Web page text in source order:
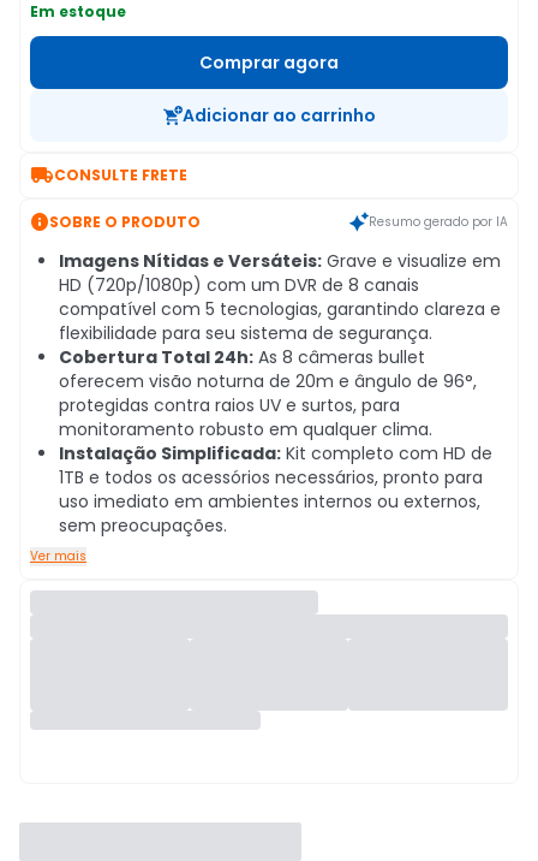
Em estoque
Comprar agora
Adicionar ao carrinho
CONSULTE FRETE
SOBRE O PRODUTO Resumo gerado por IA
Imagens Nítidas e Versáteis: Grave e visualize em
HD (720p/1080p) com um DVR de 8 canais
compatível com 5 tecnologias, garantindo clareza e
flexibilidade para seu sistema de segurança.
Cobertura Total 24h: As 8 câmeras bullet
oferecem visão noturna de 20m e ângulo de 96°,
protegidas contra raios UV e surtos, para
monitoramento robusto em qualquer clima.
Instalação Simplificada: Kit completo com HD de
1TB e todos os acessórios necessários, pronto para
uso imediato em ambientes internos ou externos,
sem preocupações.
Ver mais